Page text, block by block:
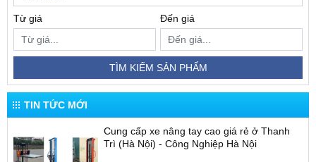
Từ giá Đến giá
TÌM KIẾM SẢN PHẨM
TIN TỨC MỚI
Cung cấp xe nâng tay cao giá rẻ ở Thanh
Trì (Hà Nội) - Công Nghiệp Hà Nội